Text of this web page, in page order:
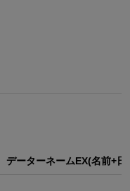
データーネームEX(名前+日